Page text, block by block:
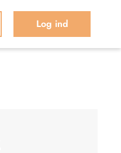
Log ind